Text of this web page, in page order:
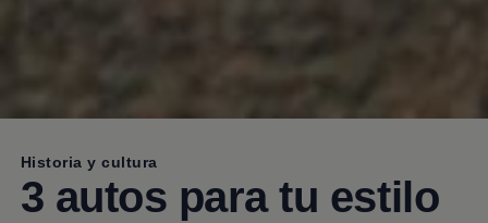
Historia y cultura
3 autos para tu estilo